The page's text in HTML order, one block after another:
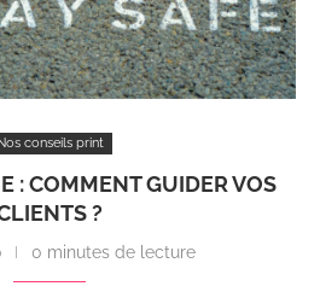
conseils print
: COMMENT GUIDER VOS
?
0 minutes de lecture